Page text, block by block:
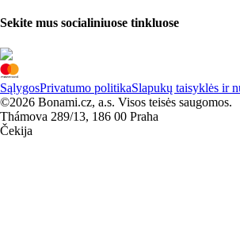
Sekite mus socialiniuose tinkluose
SąlygosPrivatumo politikaSlapukų taisyklės ir
©2026 Bonami.cz, a.s. Visos teisės saugomos.
Thámova 289/13, 186 00 Praha
Čekija